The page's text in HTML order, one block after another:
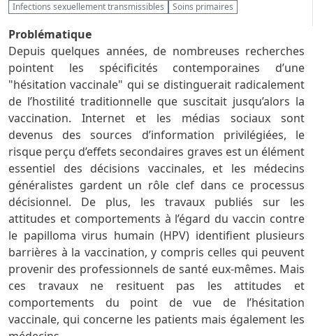
Infections sexuellement transmissibles
Soins primaires
Problématique
Depuis quelques années, de nombreuses recherches
pointent les spécificités contemporaines d’une
"hésitation vaccinale" qui se distinguerait radicalement
de l’hostilité traditionnelle que suscitait jusqu’alors la
vaccination. Internet et les médias sociaux sont
devenus des sources d’information privilégiées, le
risque perçu d’effets secondaires graves est un élément
essentiel des décisions vaccinales, et les médecins
généralistes gardent un rôle clef dans ce processus
décisionnel. De plus, les travaux publiés sur les
attitudes et comportements à l’égard du vaccin contre
le papilloma virus humain (HPV) identifient plusieurs
barrières à la vaccination, y compris celles qui peuvent
provenir des professionnels de santé eux-mêmes. Mais
ces travaux ne resituent pas les attitudes et
comportements du point de vue de l’hésitation
vaccinale, qui concerne les patients mais également les